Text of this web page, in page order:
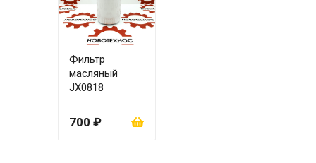
Фильтр
масляный
JX0818
700 ₽